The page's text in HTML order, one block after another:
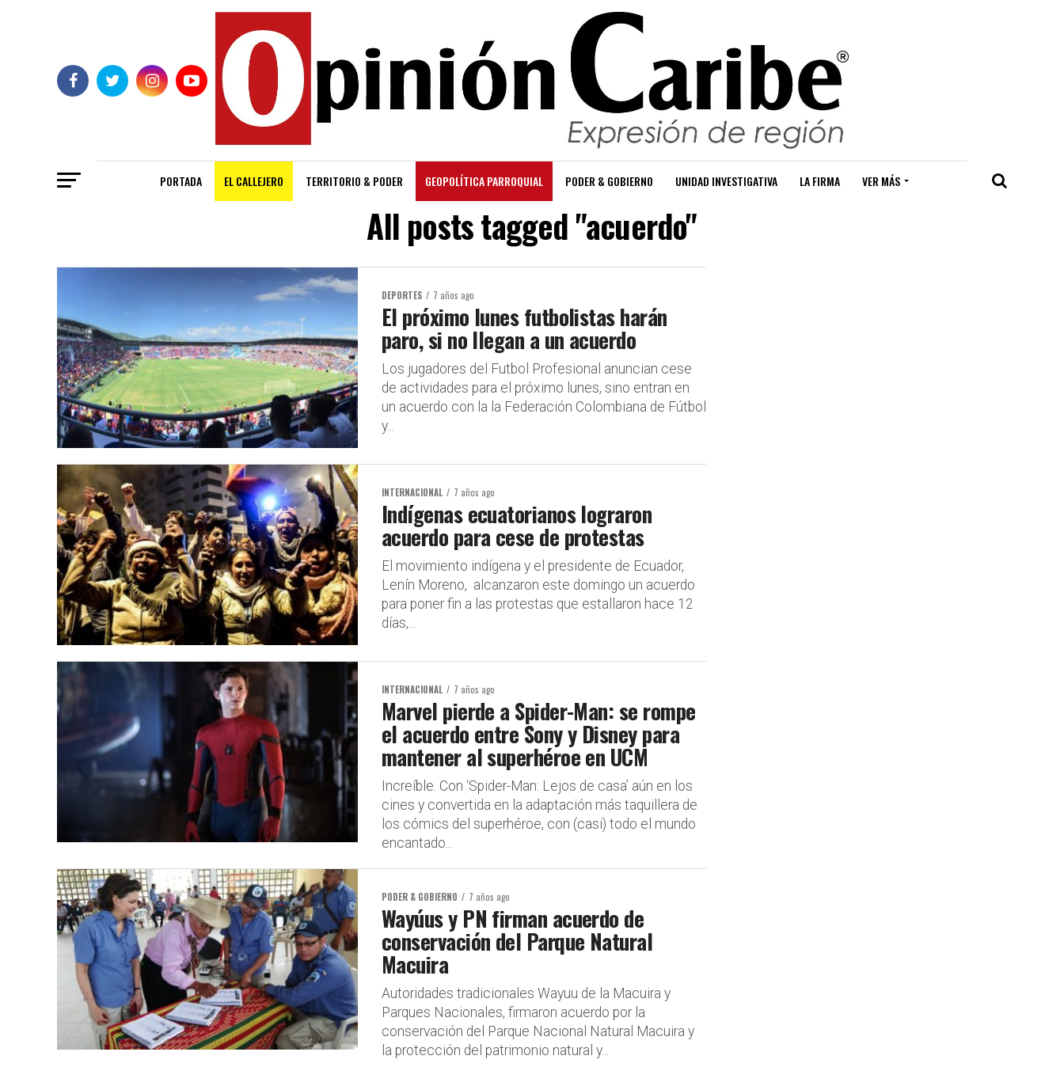
PORTADA EL CALLEJERO TERRITORIO & PODER GEOPOLÍTICA PARROQUIAL PODER & GOBIERNO UNIDAD INVESTIGATIVA LA FIRMA VER MÁS
All posts tagged "acuerdo"
DEPORTES 7 años ago
El próximo lunes futbolistas harán
paro, si no llegan a un acuerdo
Los jugadores del Futbol Profesional anuncian cese
de actividades para el próximo lunes, sino entran en
un acuerdo con la la Federación Colombiana de Fútbol
y...
INTERNACIONAL 7 años ago
Indígenas ecuatorianos lograron
acuerdo para cese de protestas
El movimiento indígena y el presidente de Ecuador,
Lenín Moreno, alcanzaron este domingo un acuerdo
para poner fin a las protestas que estallaron hace 12
días,...
INTERNACIONAL 7 años ago
Marvel pierde a Spider-Man: se rompe
el acuerdo entre Sony y Disney para
mantener al superhéroe en UCM
Increíble. Con ‘Spider-Man: Lejos de casa’ aún en los
cines y convertida en la adaptación más taquillera de
los cómics del superhéroe, con (casi) todo el mundo
encantado...
PODER & GOBIERNO 7 años ago
Wayúus y PN firman acuerdo de
conservación del Parque Natural
Macuira
Autoridades tradicionales Wayuu de la Macuira y
Parques Nacionales, firmaron acuerdo por la
conservación del Parque Nacional Natural Macuira y
la protección del patrimonio natural y...